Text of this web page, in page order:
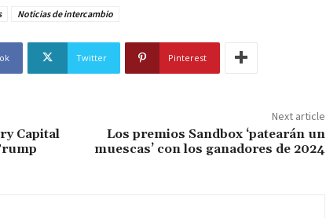
Noticias de intercambio
Twitter Pinterest
Capital
Next article
Los premios Sandbox ‘patearán un
muescas’ con los ganadores de 2024